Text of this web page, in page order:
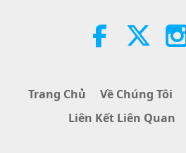
38:07
Đạo Đức
Tuyển Kinh
Trang Chủ Về Chúng Tôi
Liên Kết Liên Quan